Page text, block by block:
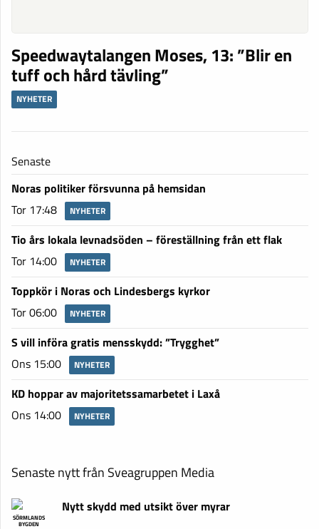
Speedwaytalangen Moses, 13: ”Blir en
tuff och hård tävling”
NYHETER
Senaste
Noras politiker försvunna på hemsidan
Tor 17:48
NYHETER
Tio års lokala levnadsöden – föreställning från ett flak
Tor 14:00
NYHETER
Toppkör i Noras och Lindesbergs kyrkor
Tor 06:00
NYHETER
S vill införa gratis mensskydd: ”Trygghet”
Ons 15:00
NYHETER
KD hoppar av majoritetssamarbetet i Laxå
Ons 14:00
NYHETER
Senaste nytt från Sveagruppen Media
SÖRMLANDS
BYGDEN
Nytt skydd med utsikt över myrar